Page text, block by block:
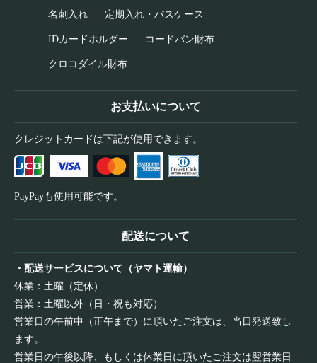
名刺入れ 定期入れ・パスケース
IDカードホルダー コードバン財布
クロコダイル財布
お支払いについて
クレジットカードは下記が使用できます。
PayPayも使用可能です。
配送について
・配送サービスについて（ヤマト運輸）
休業：土曜（定休）
営業：土曜以外（日・祝も対応）
営業日の午前中（正午まで）に頂いたご注文は、当日発送致し
ます。
営業日の午後以降、もしくは休業日に頂いたご注文は翌営業日